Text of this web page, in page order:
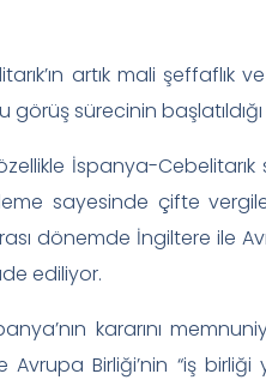
artık mali şeffaflık
sürecinin başlatıldığı
İspanya-Cebelitarık
sayesinde çifte
dönemde İngiltere ile
ediliyor.
kararını
Avrupa Birliği’nin “iş